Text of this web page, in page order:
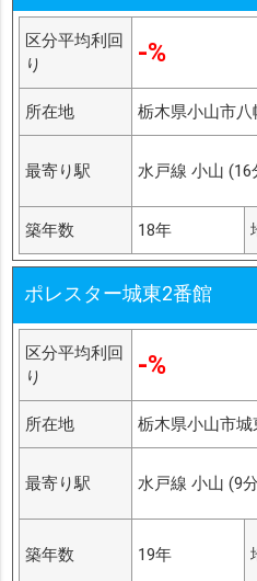
区分平均利回
り
-%
所在地 栃木県小山市
最寄り駅 水戸線 小山 (16
築年数 18年
ポレスター城東2番館
区分平均利回
り
-%
所在地 栃木県小山市城
最寄り駅 水戸線 小山 (9
築年数 19年